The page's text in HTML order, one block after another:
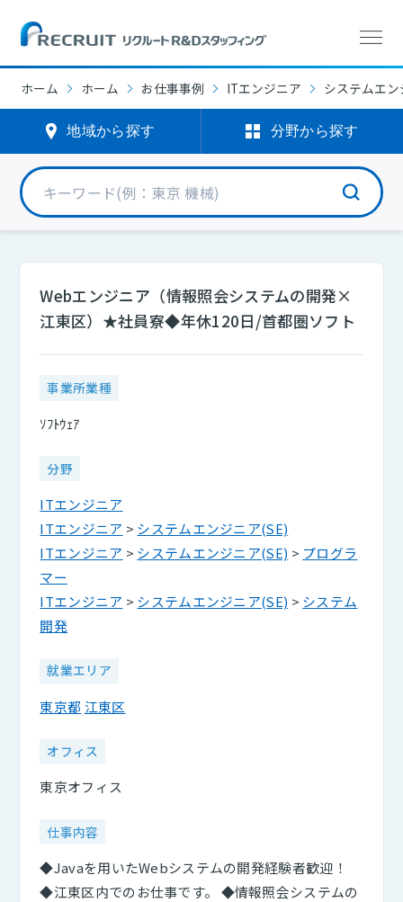
ホーム ホーム お仕事事例 ITエンジニア システムエン
地域から探す 分野から探す
Webエンジニア（情報照会システムの開発×
江東区）★社員寮◆年休120日/首都圏ソフト
事業所業種
ｿﾌﾄｳｪｱ
分野
ITエンジニア
ITエンジニア > システムエンジニア(SE)
ITエンジニア > システムエンジニア(SE) > プログラ
マー
ITエンジニア > システムエンジニア(SE) > システム
開発
就業エリア
東京都 江東区
オフィス
東京オフィス
仕事内容
◆Javaを用いたWebシステムの開発経験者歓迎！
◆江東区内でのお仕事です。 ◆情報照会システムの